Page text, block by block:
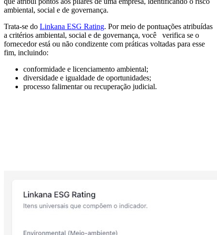
ambiental, social e de governança.
Trata-se do Linkana ESG Rating. Por meio de pontuações atribuídas
a critérios ambiental, social e de governança, você verifica se o
fornecedor está ou não condizente com práticas voltadas para esse
fim, incluindo:
conformidade e licenciamento ambiental;
diversidade e igualdade de oportunidades;
processo falimentar ou recuperação judicial.